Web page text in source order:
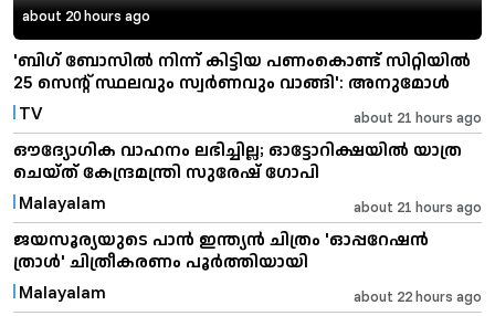
about 20 hours ago
'ബിഗ് ബോസിൽ നിന്ന് കിട്ടിയ പണംകൊണ്ട് സിറ്റിയിൽ
25 സെന്റ് സ്ഥലവും സ്വർണവും വാങ്ങി': അനുമോൾ
about 21 hours ago
TV
ഔദ്യോഗിക വാഹനം ലഭിച്ചില്ല; ഓട്ടോറിക്ഷയിൽ യാത്ര
ചെയ്ത് കേന്ദ്രമന്ത്രി സുരേഷ് ഗോപി
about 21 hours ago
Malayalam
ജയസൂര്യയുടെ പാൻ ഇന്ത്യൻ ചിത്രം 'ഓപ്പറേഷൻ
ത്രാൾ' ചിത്രീകരണം പൂർത്തിയായി
about 22 hours ago
Malayalam